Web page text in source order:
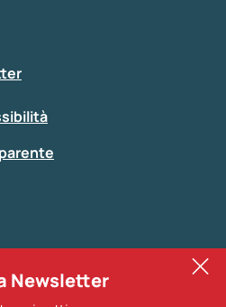
Newsletter